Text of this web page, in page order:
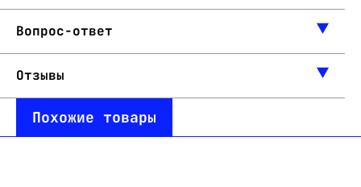
Вопрос-ответ
Отзывы
Похожие товары